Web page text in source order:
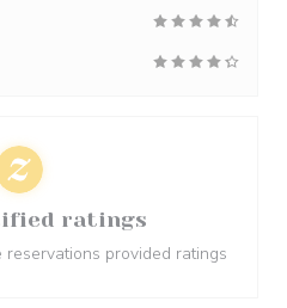
ratings
provided ratings